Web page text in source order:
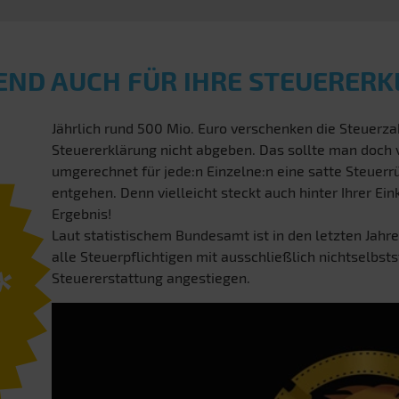
AUCH FÜR IHRE
Jährlich rund 500 Mio. Euro verschenken die
Steuererklärung nicht abgeben. Das sollte man
umgerechnet für jede:n Einzelne:n eine satte
entgehen. Denn vielleicht steckt auch hinter Ihrer
Ergebnis!
Laut statistischem Bundesamt ist in den letzten
alle Steuerpflichtigen mit ausschließlich
Steuererstattung angestiegen.